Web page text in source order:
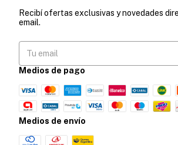
Recibí ofertas exclusivas y novedades
email.
Medios de pago
Medios de envío